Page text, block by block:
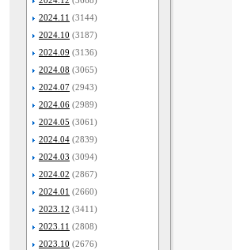
2024.11 (3144)
2024.10 (3187)
2024.09 (3136)
2024.08 (3065)
2024.07 (2943)
2024.06 (2989)
2024.05 (3061)
2024.04 (2839)
2024.03 (3094)
2024.02 (2867)
2024.01 (2660)
2023.12 (3411)
2023.11 (2808)
2023.10 (2676)